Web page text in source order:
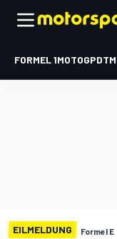
FORMEL 1MOTOGPDTM
EILMELDUNG Formel E